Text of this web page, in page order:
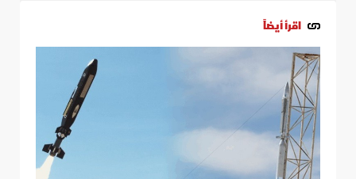
اقرأ أيضاً